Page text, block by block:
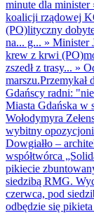
minute dla minister
koalicji rządowej
(PO)lityczny
na... g... » Minister
krew z krwi
zszedł z trasy... »
marszu.Przemykał
Gdańscy radni:
Miasta Gdańska w
Wołodymyra
wybitny
Dowgiałło –
współtwórca
pikiecie
siedzibą RMG.
czerwca, pod
odbędzie się